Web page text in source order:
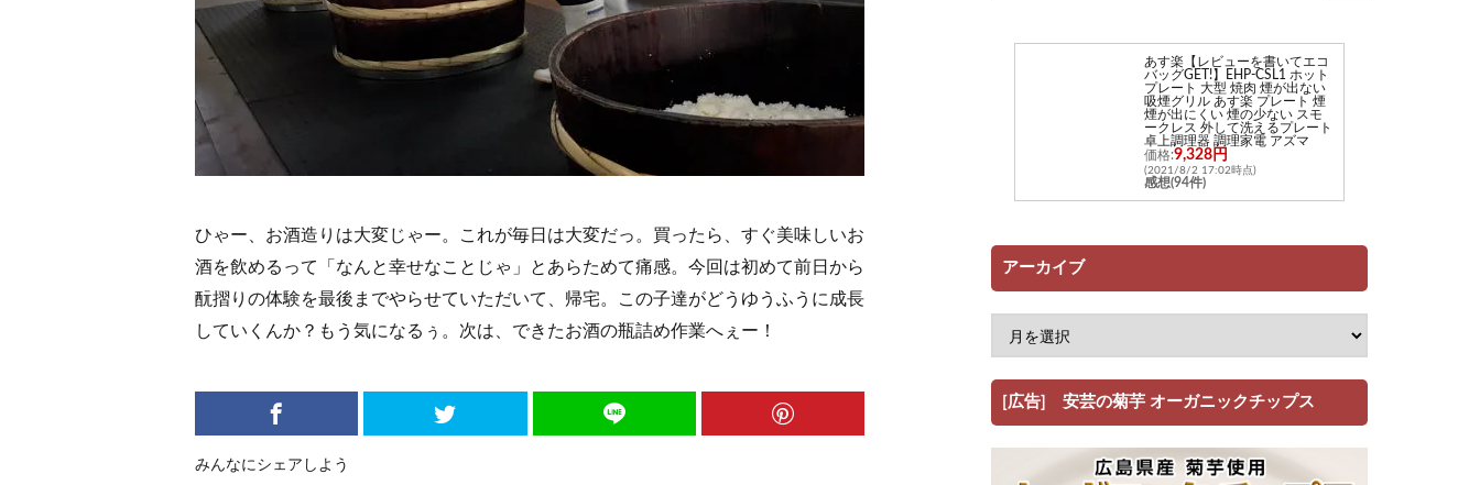
ひゃー、お酒造りは大変じゃー。これが毎日は大変だっ。買ったら、すぐ美味しいお
酒を飲めるって「なんと幸せなことじゃ」とあらためて痛感。今回は初めて前日から
酛摺りの体験を最後までやらせていただいて、帰宅。この子達がどうゆうふうに成長
していくんか？もう気になるぅ。次は、できたお酒の瓶詰め作業へぇー！
みんなにシェアしよう
あす楽【レビューを書いてエコ
バッグGET!】EHP-CSL1 ホット
プレート 大型 焼肉 煙が出ない
吸煙グリル あす楽 プレート 煙
煙が出にくい 煙の少ない スモ
ークレス 外して洗えるプレート
卓上調理器 調理家電 アズマ
価格:9,328円
(2021/8/2 17:02時点)
感想(94件)
アーカイブ
[広告] 安芸の菊芋 オーガニックチップス